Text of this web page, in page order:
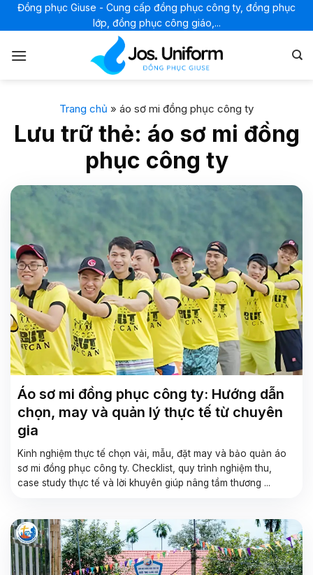
dung
Đồng phục Giuse - Cung cấp đồng phục công ty, đồng phục
lớp, đồng phục công giáo,...
Trang chủ » áo sơ mi đồng phục công ty
Lưu trữ thẻ: áo sơ mi đồng
phục công ty
Áo sơ mi đồng phục công ty: Hướng dẫn
chọn, may và quản lý thực tế từ chuyên
gia
Kinh nghiệm thực tế chọn vải, mẫu, đặt may và bảo quản áo
sơ mi đồng phục công ty. Checklist, quy trình nghiệm thu,
case study thực tế và lời khuyên giúp nâng tầm thương ...